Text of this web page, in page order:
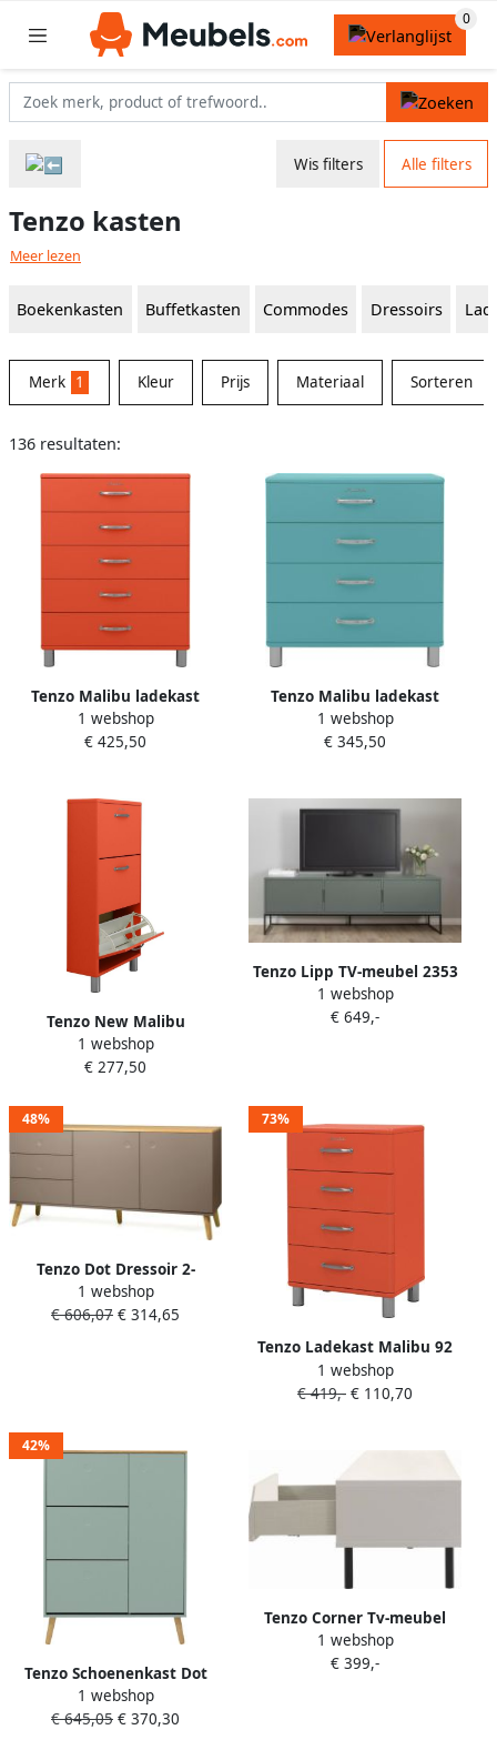
Wis filters Alle filters
Tenzo kasten
Meer lezen
Boekenkasten Buffetkasten Commodes Dressoirs
Merk 1 Kleur Prijs Materiaal Sorteren
136 resultaten:
Tenzo Malibu ladekast
metaal hout 86x41x111 cm
1 webshop
€ 425,50
Tenzo Malibu ladekast
metaal hout 86x41x92 cm
1 webshop
€ 345,50
Tenzo New Malibu
schoenenkast rood
1 webshop
€ 277,50
Tenzo Lipp TV-meubel 2353
Misty Green
1 webshop
€ 649,-
48%
Tenzo Dot Dressoir 2-
Deuren en 3-LadesTaupe
Eiken
1 webshop
€ 606,07 € 314,65
73%
Tenzo Ladekast Malibu 92
cm met 4 lades rood
1 webshop
€ 419,- € 110,70
42%
Tenzo Schoenenkast Dot
met 3 vakken en 1 deur eik
saliegroen
1 webshop
€ 645,05 € 370,30
Tenzo Corner Tv-meubel
Katoen Wit
1 webshop
€ 399,-